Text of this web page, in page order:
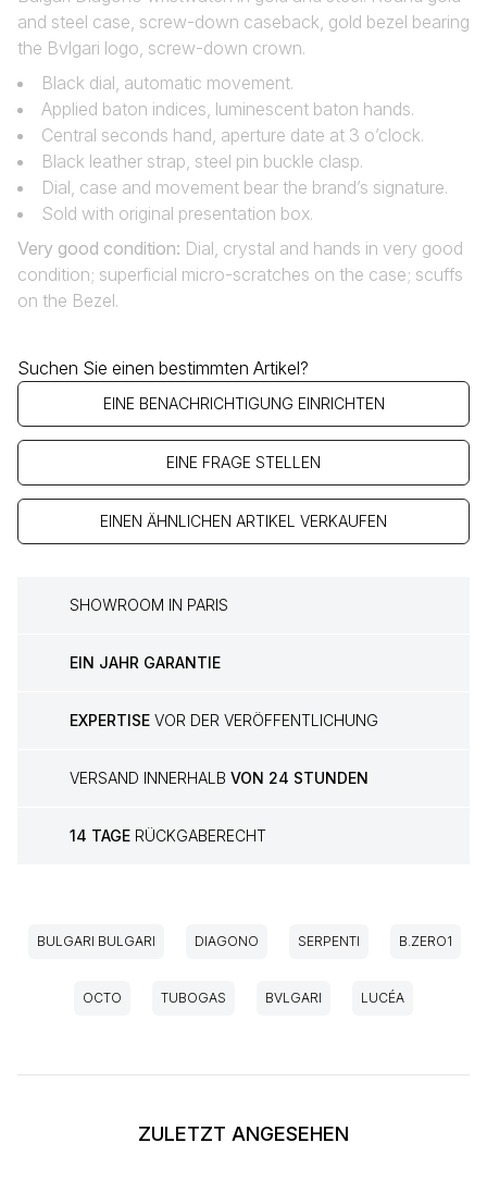
and steel case, screw-down caseback, gold bezel bearing
the Bvlgari logo, screw-down crown.
Black dial, automatic movement.
Applied baton indices, luminescent baton hands.
Central seconds hand, aperture date at 3 o’clock.
Black leather strap, steel pin buckle clasp.
Dial, case and movement bear the brand’s signature.
Sold with original presentation box.
Very good condition: Dial, crystal and hands in very good
condition; superficial micro-scratches on the case; scuffs
on the Bezel.
Suchen Sie einen bestimmten Artikel?
EINE BENACHRICHTIGUNG EINRICHTEN
EINE FRAGE STELLEN
EINEN ÄHNLICHEN ARTIKEL VERKAUFEN
SHOWROOM IN PARIS
EIN JAHR GARANTIE
EXPERTISE VOR DER VERÖFFENTLICHUNG
VERSAND INNERHALB VON 24 STUNDEN
14 TAGE RÜCKGABERECHT
BULGARI BULGARI DIAGONO SERPENTI B.ZERO1
OCTO TUBOGAS BVLGARI LUCÉA
ZULETZT ANGESEHEN